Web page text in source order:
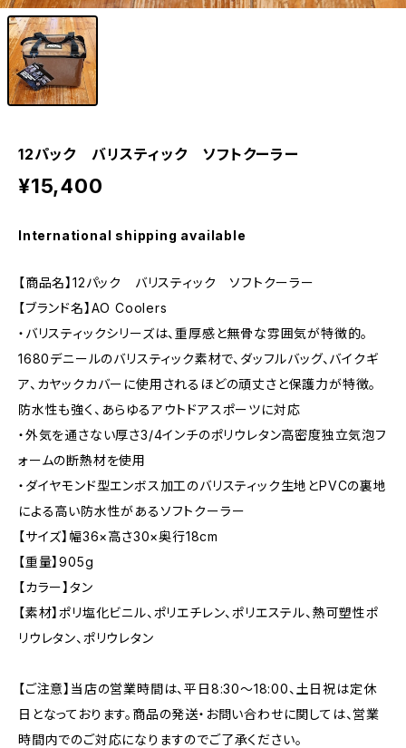
12パック バリスティック ソフトクーラー
¥15,400
International shipping available
【商品名】12パック バリスティック ソフトクーラー
【ブランド名】AO Coolers
・バリスティックシリーズは、重厚感と無骨な雰囲気が特徴的。
1680デニールのバリスティック素材で、ダッフルバッグ、バイクギ
ア、カヤックカバーに使用されるほどの頑丈さと保護力が特徴。
防水性も強く、あらゆるアウトドアスポーツに対応
・外気を通さない厚さ3/4インチのポリウレタン高密度独立気泡フ
ォームの断熱材を使用
・ダイヤモンド型エンボス加工のバリスティック生地とPVCの裏地
による高い防水性があるソフトクーラー
【サイズ】幅36×高さ30×奥行18cm
【重量】905g
【カラー】タン
【素材】ポリ塩化ビニル、ポリエチレン、ポリエステル、熱可塑性ポ
リウレタン、ポリウレタン
【ご注意】当店の営業時間は、平日8:30～18:00、土日祝は定休
日となっております。商品の発送・お問い合わせに関しては、営業
時間内でのご対応になりますのでご了承ください。